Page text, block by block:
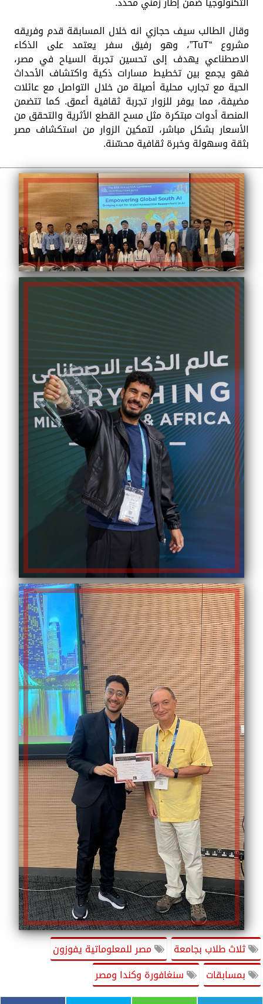
وقال الطالب سيف حجازي انه خلال المسابقة قدم وفريقه
مشروع “TuT”، وهو رفيق سفر يعتمد على الذكاء
الاصطناعي يهدف إلى تحسين تجربة السياح في مصر،
فهو يجمع بين تخطيط مسارات ذكية واكتشاف الأحداث
الحية مع تجارب محلية أصيلة من خلال التواصل مع عائلات
مضيفة، مما يوفر للزوار تجربة ثقافية أعمق. كما تتضمن
المنصة أدوات مبتكرة مثل مسح القطع الأثرية والتحقق من
الأسعار بشكل مباشر، لتمكين الزوار من استكشاف مصر
بثقة وسهولة وخبرة ثقافية محسّنة.
ثلاث طلاب بجامعة
مصر للمعلوماتية يفوزون
بمسابقات
سنغافورة وكندا ومصر